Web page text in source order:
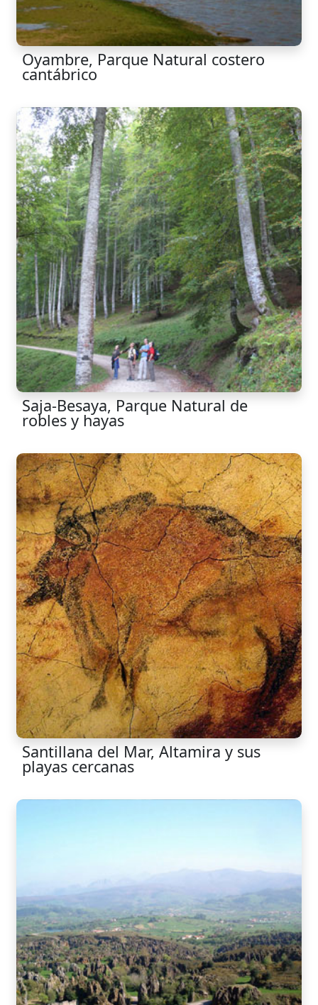
Oyambre, Parque Natural costero
cantábrico
Saja-Besaya, Parque Natural de
robles y hayas
Santillana del Mar, Altamira y sus
playas cercanas